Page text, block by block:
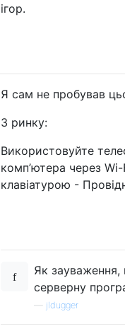
ігор.
Я сам не пробував
З ринку:
Використовуйте
комп’ютера через
клавіатурою -
Як зауваження,
серверну
jldugger